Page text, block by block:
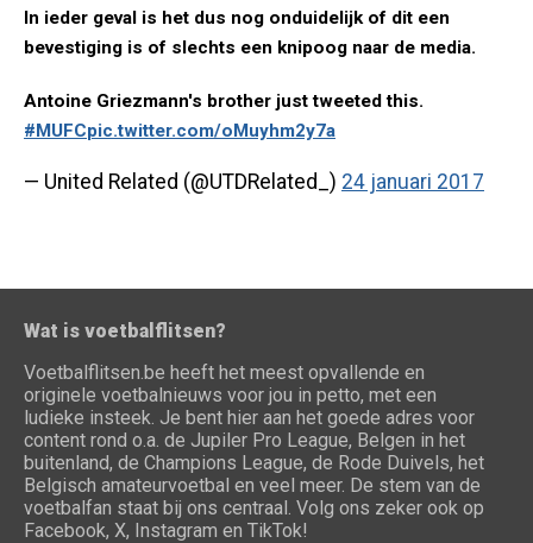
In ieder geval is het dus nog onduidelijk of dit een
bevestiging is of slechts een knipoog naar de media.
Antoine Griezmann's brother just tweeted this.
#MUFCpic.twitter.com/oMuyhm2y7a
— United Related (@UTDRelated_) 24 januari 2017
Wat is voetbalflitsen?
Voetbalflitsen.be heeft het meest opvallende en
originele voetbalnieuws voor jou in petto, met een
ludieke insteek. Je bent hier aan het goede adres voor
content rond o.a. de Jupiler Pro League, Belgen in het
buitenland, de Champions League, de Rode Duivels, het
Belgisch amateurvoetbal en veel meer. De stem van de
voetbalfan staat bij ons centraal. Volg ons zeker ook op
Facebook, X, Instagram en TikTok!